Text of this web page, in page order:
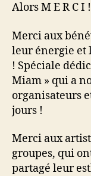
Alors M E R C I !
Merci aux
leur énergie et
! Spéciale
Miam » qui a
organisateurs
jours !
Merci aux
groupes, qui
partagé leur